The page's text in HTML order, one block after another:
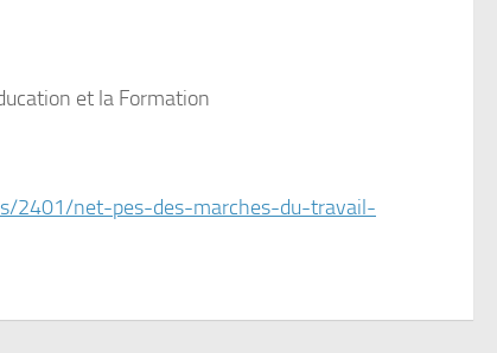
et la Formation
2401/net-pes-des-marches-du-travail-